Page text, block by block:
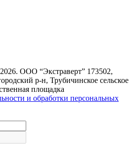
2026. ООО “Экстраверт” 173502,
р-н, Трубичинское сельское
площадка
и обработки персональных